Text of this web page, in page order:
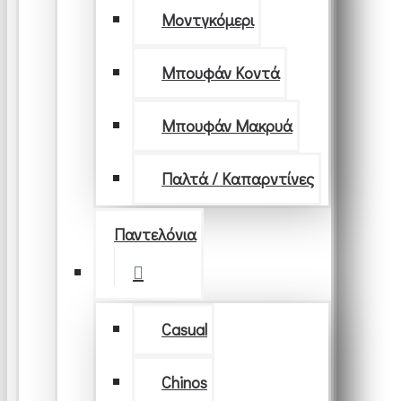
Μοντγκόμερι
Μπουφάν Κοντά
Μπουφάν Μακρυά
Παλτά / Καπαρντίνες
Παντελόνια
Casual
Chinos